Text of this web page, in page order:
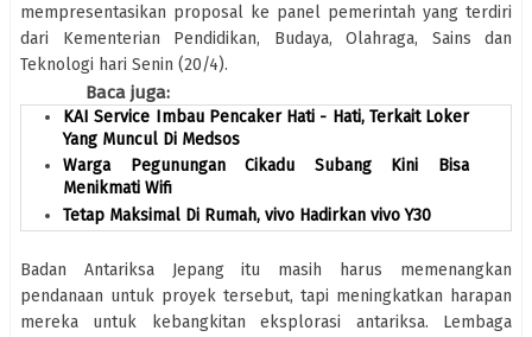
mempresentasikan proposal ke panel pemerintah yang terdiri
dari Kementerian Pendidikan, Budaya, Olahraga, Sains dan
Teknologi hari Senin (20/4).
Baca juga:
KAI Service Imbau Pencaker Hati - Hati, Terkait Loker
Yang Muncul Di Medsos
Warga Pegunungan Cikadu Subang Kini Bisa
Menikmati Wifi
Tetap Maksimal Di Rumah, vivo Hadirkan vivo Y30
Badan Antariksa Jepang itu masih harus memenangkan
pendanaan untuk proyek tersebut, tapi meningkatkan harapan
mereka untuk kebangkitan eksplorasi antariksa. Lembaga